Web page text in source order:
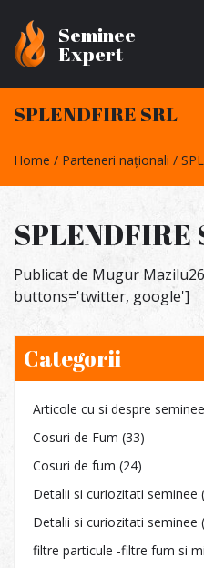
Seminee
Expert
SPLENDFIRE SRL
Home Parteneri naționali
SPLENDFIRE
Publicat de Mugur Mazilu
buttons='twitter, google']
Categorii
Articole cu si despre seminee
Cosuri de Fum (33)
Cosuri de fum (24)
Detalii si curiozitati seminee
Detalii si curiozitati seminee
filtre particule -filtre fum si